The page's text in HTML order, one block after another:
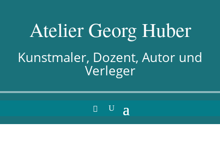
Atelier Georg Huber
Kunstmaler, Dozent, Autor und
Verleger